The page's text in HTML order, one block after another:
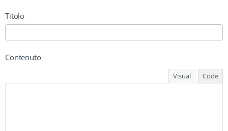
Titolo
Contenuto
Visual Code